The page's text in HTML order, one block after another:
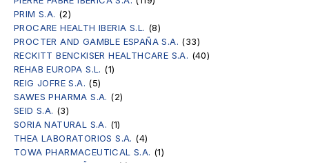
PRIM S.A. (2)
PROCARE HEALTH IBERIA S.L. (8)
PROCTER AND GAMBLE ESPAÑA S.A. (33)
RECKITT BENCKISER HEALTHCARE S.A. (40)
REHAB EUROPA S.L. (1)
REIG JOFRE S.A. (5)
SAWES PHARMA S.A. (2)
SEID S.A. (3)
SORIA NATURAL S.A. (1)
THEA LABORATORIOS S.A. (4)
TOWA PHARMACEUTICAL S.A. (1)